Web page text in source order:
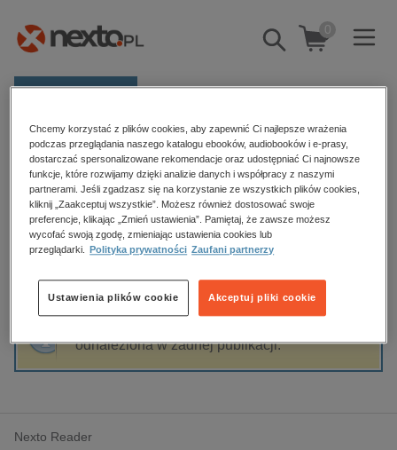
Pokaż/schowaj
wyszukiwarkę
0
Kategorie
Zobacz wszystkie E-prasa
budownictwo, aranżacja wnętrz
biznesowe, branżowe, gospodarka
dzienniki
edukacja
hobby, sport, rozrywka
komputery, internet, technologie, informatyka
polityka, społeczno-informacyjne
Strona główna Tomasz Augustynowicz
Tomasz Augustynowicz
Sortowanie Filtrowanie
odnaleziona w żadnej publikacji.
Nexto Reader
Chcemy korzystać z plików cookies, aby zapewnić Ci najlepsze wrażenia
podczas przeglądania naszego katalogu ebooków, audiobooków i e-prasy,
dostarczać spersonalizowane rekomendacje oraz udostępniać Ci najnowsze
funkcje, które rozwijamy dzięki analizie danych i współpracy z naszymi
partnerami. Jeśli zgadzasz się na korzystanie ze wszystkich plików cookies,
kliknij „Zaakceptuj wszystkie”. Możesz również dostosować swoje
preferencje, klikając „Zmień ustawienia”. Pamiętaj, że zawsze możesz
wycofać swoją zgodę, zmieniając ustawienia cookies lub
przeglądarki.
Polityka prywatności Zaufani partnerzy
Akceptuj pliki cookie
Ustawienia plików cookie